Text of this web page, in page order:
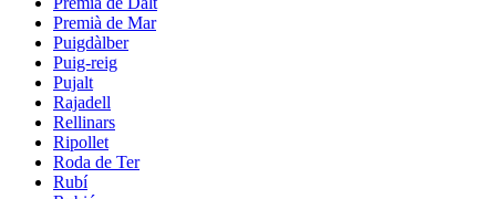
Premià de Mar
Puigdàlber
Puig-reig
Pujalt
Rajadell
Rellinars
Ripollet
Roda de Ter
Rubí